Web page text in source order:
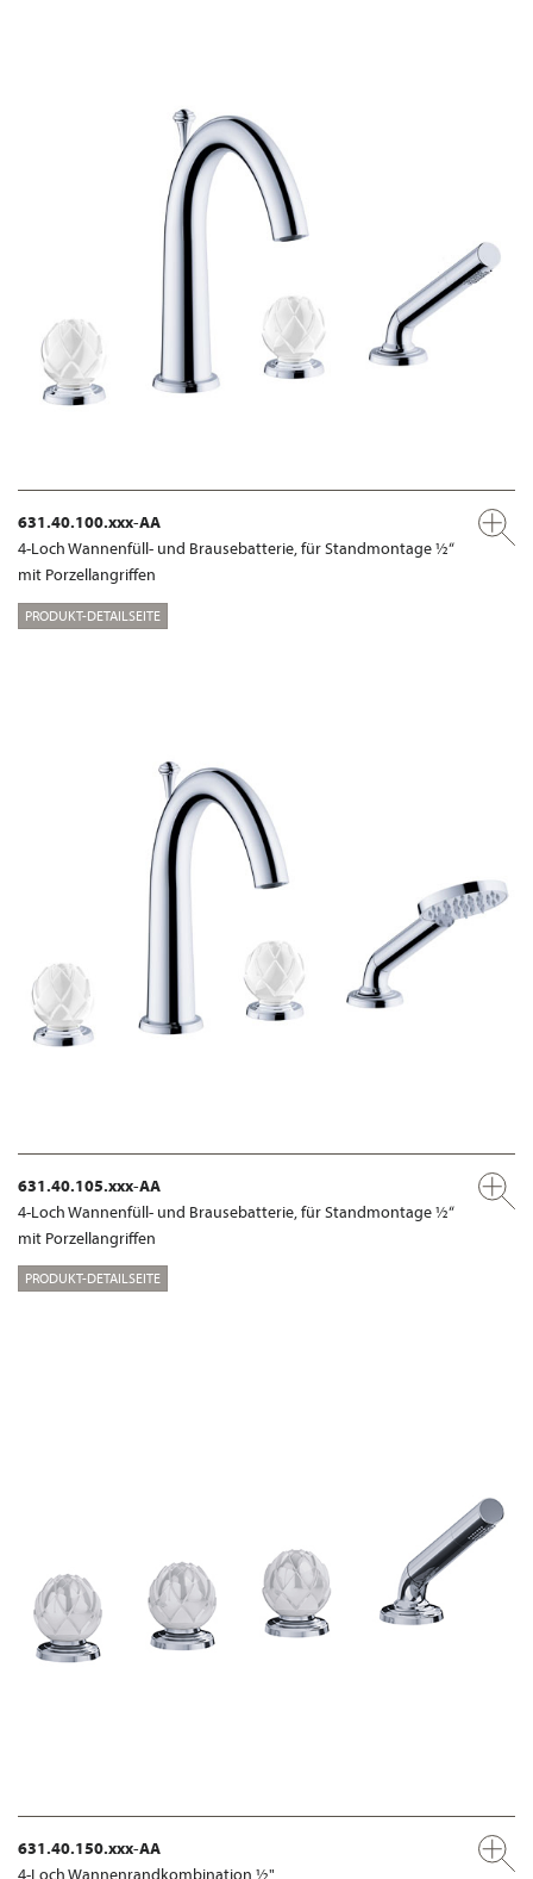
631.40.100.xxx-AA
4-Loch Wannenfüll- und Brausebatterie, für Standmontage ½“
mit Porzellangriffen
PRODUKT-DETAILSEITE
631.40.105.xxx-AA
4-Loch Wannenfüll- und Brausebatterie, für Standmontage ½“
mit Porzellangriffen
PRODUKT-DETAILSEITE
631.40.150.xxx-AA
4-Loch Wannenrandkombination ½"